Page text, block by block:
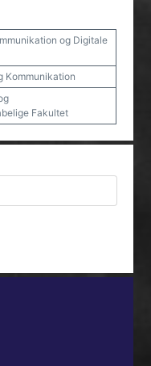
og Digitale
Kommunikation
Fakultet